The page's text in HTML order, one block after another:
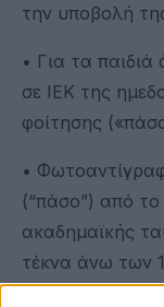
την υποβολή
• Για τα
σε ΙΕΚ της
φοίτησης
•
(“πάσο”) από το
ακαδημαϊκής
τέκνα άνω των
σπουδάζουν σε